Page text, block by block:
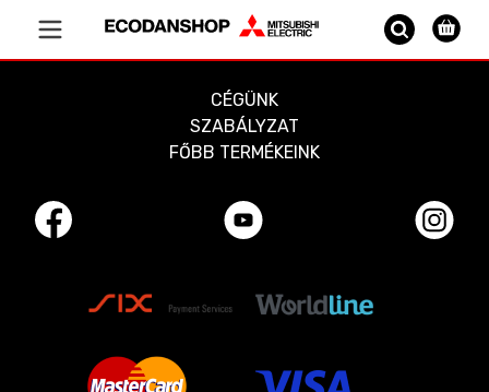
Vissza a főoldalra
CÉGÜNK
SZABÁLYZAT
FŐBB TERMÉKEINK